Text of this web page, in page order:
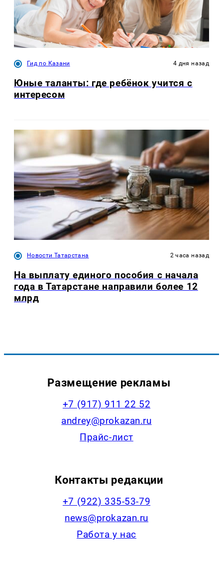
Гид по Казани 4 дня назад
Юные таланты: где ребёнок учится с
интересом
Новости Татарстана 2 часа назад
На выплату единого пособия с начала
года в Татарстане направили более 12
млрд
Размещение рекламы
+7 (917) 911 22 52
andrey@prokazan.ru
Прайс-лист
Контакты редакции
+7 (922) 335-53-79
news@prokazan.ru
Работа у нас